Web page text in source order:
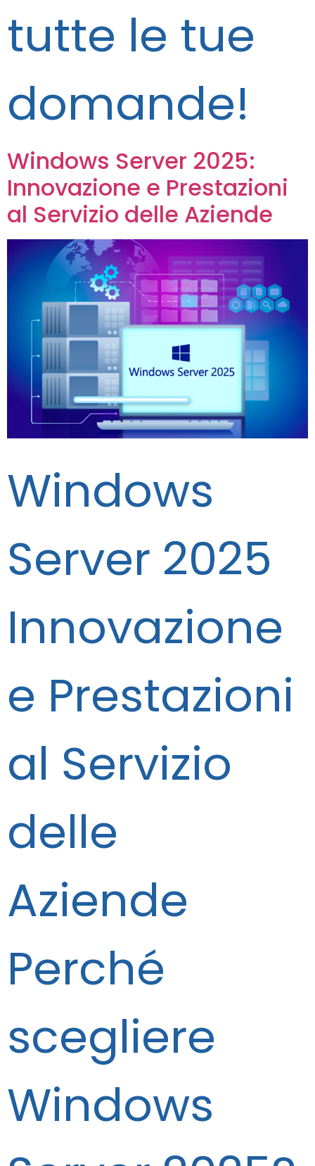
tutte le tue
domande!
Windows Server 2025:
Innovazione e Prestazioni
al Servizio delle Aziende
Windows
Server 2025
Innovazione
e Prestazioni
al Servizio
delle
Aziende
Perché
scegliere
Windows